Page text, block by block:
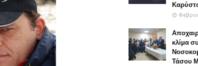
κλίμα
Τάσου